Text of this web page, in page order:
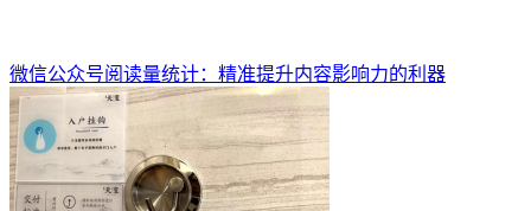
微信公众号阅读量统计：精准提升内容影响力的利器